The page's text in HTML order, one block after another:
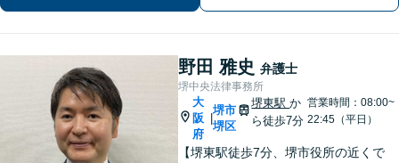
野田 雅史 弁護士
堺中央法律事務所
大
阪
府
|
堺市
堺区
堺東駅か
ら徒歩7分
営業時間：08:00~
22:45（平日）
【堺東駅徒歩7分、堺市役所の近くで